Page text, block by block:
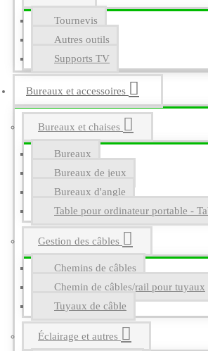
Tournevis
Autres outils
Supports TV
Bureaux et accessoires
Bureaux et chaises
Bureaux
Bureaux de jeux
Bureaux d'angle
Table pour ordinateur portable -
Gestion des câbles
Chemins de câbles
Chemin de câbles/rail pour tuyaux
Tuyaux de câble
Éclairage et autres